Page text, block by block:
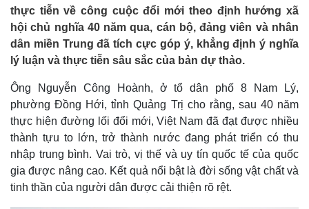
Nhận diện sự thật
Dấu ấn VOV
Việc làm
Biển đảo
thực tiễn về công cuộc đổi mới theo định hướng xã
hội chủ nghĩa 40 năm qua, cán bộ, đảng viên và nhân
dân miền Trung đã tích cực góp ý, khẳng định ý nghĩa
lý luận và thực tiễn sâu sắc của bản dự thảo.
Ông Nguyễn Công Hoành, ở tổ dân phố 8 Nam Lý,
phường Đồng Hới, tỉnh Quảng Trị cho rằng, sau 40 năm
thực hiện đường lối đổi mới, Việt Nam đã đạt được nhiều
thành tựu to lớn, trở thành nước đang phát triển có thu
nhập trung bình. Vai trò, vị thế và uy tín quốc tế của quốc
gia được nâng cao. Kết quả nổi bật là đời sống vật chất và
tinh thần của người dân được cải thiện rõ rệt.